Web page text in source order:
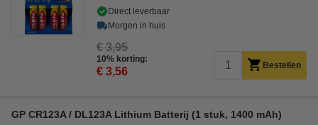
Direct leverbaar
Morgen in huis
€ 3,95
10% korting:
€ 3,56 Bestellen
GP CR123A / DL123A Lithium Batterij (1 stuk, 1400 mAh)